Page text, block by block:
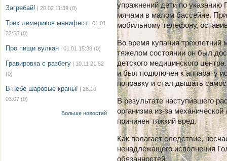
Загребай! | 20.02 11:39 (0)
Трёх лимериков манифест | 01.01
22:55 (0)
Про пищи вулкан | 01.01 15:38 (0)
Гравировка с разбегу | 10.11 21:52
(0)
В небе шаровые краны! | 28.10
03:07 (0)
Больше новостей
упражнений дети по указанию
мячами в малом бассейне. При
мобильному телефону,
Во время купания трехлетний
тяжелом состоянии он был
детского медицинского
и был подключен к аппарату
поправку и стал дышать
В результате наступившего
организма из-за
причинен тяжкий вред.
Как полагает следствие,
ненадлежащего исполнения
обязанностей.